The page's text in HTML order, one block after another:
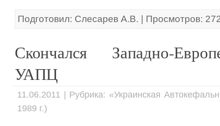
Подготовил: Слесарев А.В. | Просмотров:
Скончался Западно-
УАПЦ
11.06.2011 | Рубрика: «Украинская
1989 г.)